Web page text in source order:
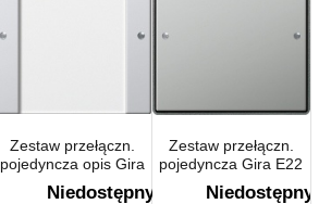
Zestaw przełączn.
pojedyncza opis Gira
E22 przezr./aluminium
Niedostępny
Zestaw przełączn.
pojedyncza Gira E22
naturalny stalowy
Niedostępny